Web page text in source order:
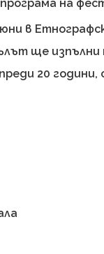
програма на
в
ще изпълни
20